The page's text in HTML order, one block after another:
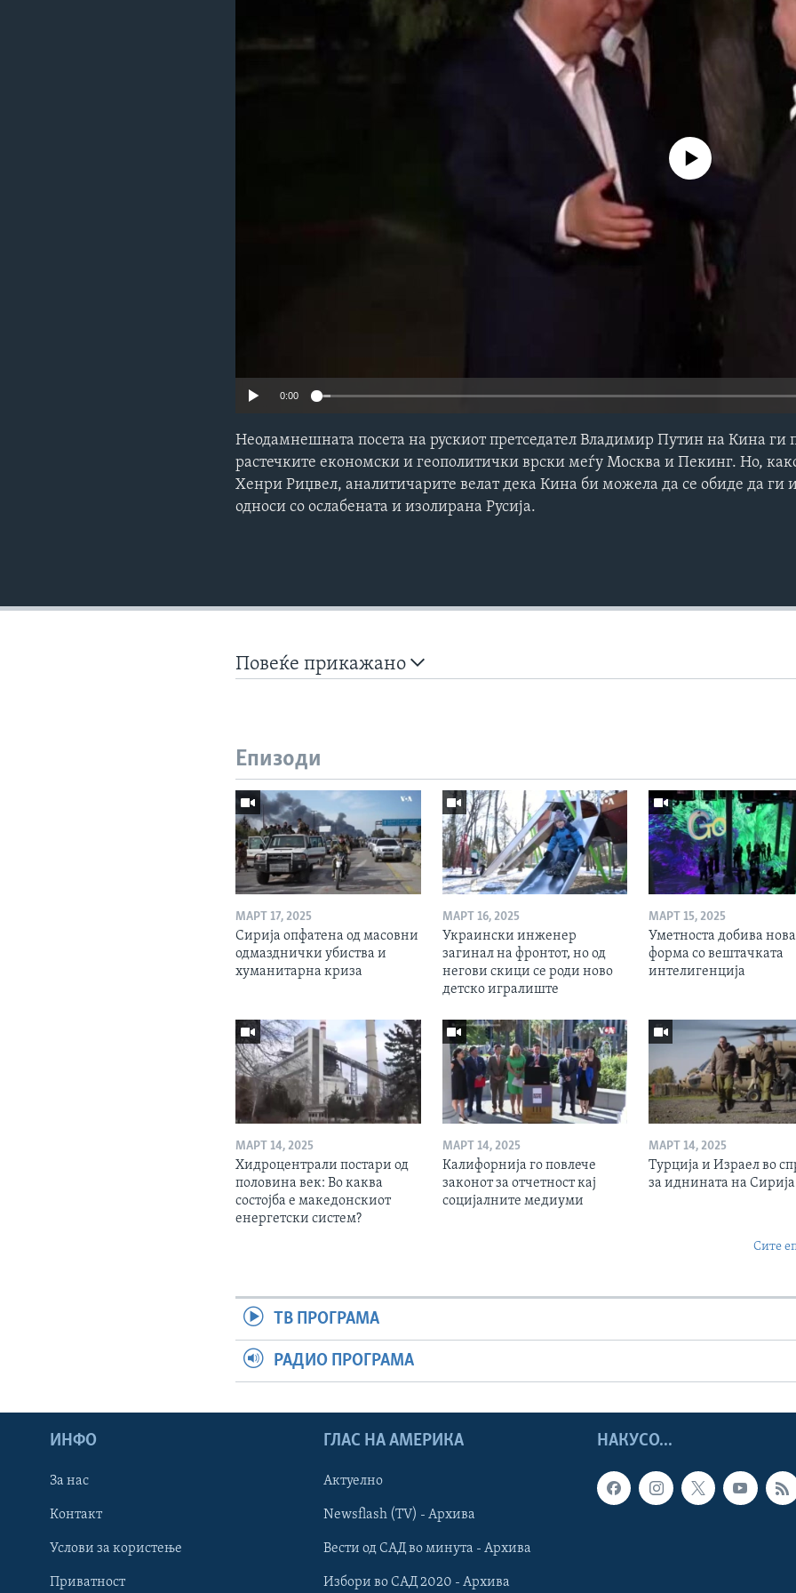
Learning English
No media source currently
0:00
Неодамнешната посета на рускиот претседател Владимир Путин на Кина ги
растечките економски и геополитички врски меѓу Москва и Пекинг. Но,
Хенри Риџвел, аналитичарите велат дека Кина би можела да се обиде да ги
односи со ослабената и изолирана Русија.
Повеќе прикажано
Епизоди
МАРТ 17, 2025
Сирија опфатена од масовни
одмазднички убиства и
хуманитарна криза
МАРТ 16, 2025
Украински инженер
загинал на фронтот, но од
негови скици се роди ново
детско игралиште
МАРТ 15, 2025
Уметноста добива нова
форма со вештачката
интелигенција
МАРТ 14, 2025
Хидроцентрали постари од
половина век: Во каква
состојба е македонскиот
енергетски систем?
МАРТ 14, 2025
Калифорнија го повлече
законот за отчетност кај
социјалните медиуми
МАРТ 14, 2025
Турција и Израел во
за иднината на Сирија
Сите
ТВ ПРОГРАМА
РАДИО ПРОГРАМА
НАКУСО...
ИНФО
За нас
Контакт
Услови за користење
Приватност
ГЛАС НА АМЕРИКА
Актуелно
Newsflash (TV) - Архива
Вести од САД во минута - Архива
Избори во САД 2020 - Архива